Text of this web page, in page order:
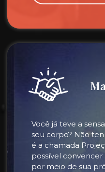
Você já teve a
seu corpo? Não
é a chamada
possível convencer
por meio de sua